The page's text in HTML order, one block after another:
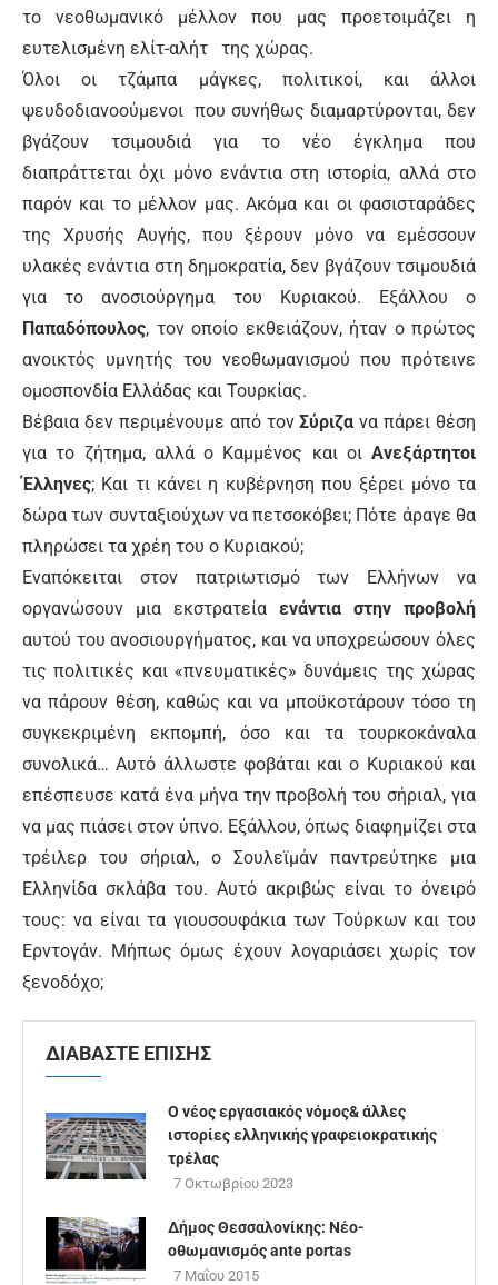
το νεοθωμανικό μέλλον που μας προετοιμάζει η
ευτελισμένη ελίτ-αλήτ της χώρας.
Όλοι οι τζάμπα μάγκες, πολιτικοί, και άλλοι
ψευδοδιανοούμενοι που συνήθως διαμαρτύρονται, δεν
βγάζουν τσιμουδιά για το νέο έγκλημα που
διαπράττεται όχι μόνο ενάντια στη ιστορία, αλλά στο
παρόν και το μέλλον μας. Ακόμα και οι φασισταράδες
της Χρυσής Αυγής, που ξέρουν μόνο να εμέσσουν
υλακές ενάντια στη δημοκρατία, δεν βγάζουν τσιμουδιά
για το ανοσιούργημα του Κυριακού. Εξάλλου ο
Παπαδόπουλος, τον οποίο εκθειάζουν, ήταν ο πρώτος
ανοικτός υμνητής του νεοθωμανισμού που πρότεινε
ομοσπονδία Ελλάδας και Τουρκίας.
Βέβαια δεν περιμένουμε από τονΣύριζα να πάρει θέση
για το ζήτημα, αλλά ο Καμμένος και οι Ανεξάρτητοι
Έλληνες; Και τι κάνει η κυβέρνηση που ξέρει μόνο τα
δώρα των συνταξιούχων να πετσοκόβει; Πότε άραγε θα
πληρώσει τα χρέη του ο Κυριακού;
Εναπόκειται στον πατριωτισμό των Ελλήνων να
οργανώσουν μια εκστρατεία ενάντια στην προβολή
αυτού του ανοσιουργήματος, και να υποχρεώσουν όλες
τις πολιτικές και «πνευματικές» δυνάμεις της χώρας
να πάρουν θέση, καθώς και να μποϋκοτάρουν τόσο τη
συγκεκριμένη εκπομπή, όσο και τα τουρκοκάναλα
συνολικά… Αυτό άλλωστε φοβάται και ο Κυριακού και
επέσπευσε κατά ένα μήνα την προβολή του σήριαλ, για
να μας πιάσει στον ύπνο. Εξάλλου, όπως διαφημίζει στα
τρέιλερ του σήριαλ, ο Σουλεϊμάν παντρεύτηκε μια
Ελληνίδα σκλάβα του. Αυτό ακριβώς είναι το όνειρό
τους: να είναι τα γιουσουφάκια των Τούρκων και του
Ερντογάν. Μήπως όμως έχουν λογαριάσει χωρίς τον
ξενοδόχο;
ΔΙΑΒΑΣΤΕ ΕΠΙΣΗΣ
Ο νέος εργασιακός νόμος& άλλες
ιστορίες ελληνικής γραφειοκρατικής
τρέλας
7 Οκτωβρίου 2023
Δήμος Θεσσαλονίκης: Νέο-
οθωμανισμός ante portas
7 Μαΐου 2015